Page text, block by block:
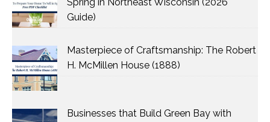
Guide)
Masterpiece of Craftsmanship: The Robert
H. McMillen House (1888)
Businesses that Build Green Bay with